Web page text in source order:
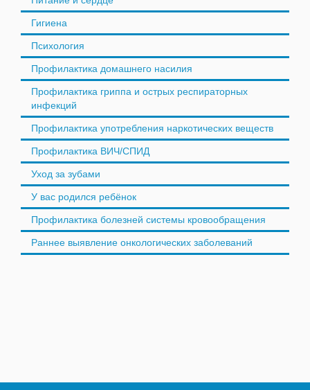
Гигиена
Психология
Профилактика домашнего насилия
Профилактика гриппа и острых респираторных
инфекций
Профилактика употребления наркотических веществ
Профилактика ВИЧ/СПИД
Уход за зубами
У вас родился ребёнок
Профилактика болезней системы кровообращения
Раннее выявление онкологических заболеваний